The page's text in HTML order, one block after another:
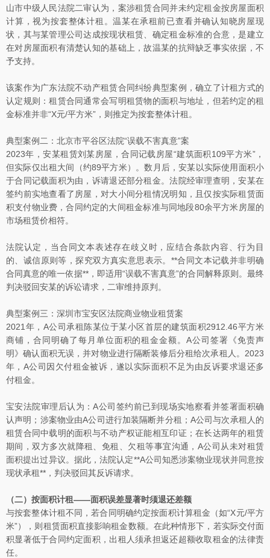
山市中级人民法院二审认为，案涉租赁合同并未约定租金按房屋面积
计算，视为按套整体计租。温某在承租前已查看并确认知晓房屋现
状，其与某管理公司达成按现状租赁、确定租金标准的合意，是建立
在对房屋面积有清楚认知的基础上，故温某的抗辩缺乏事实依据，不
予支持。
该案作为广东法院不动产租赁合同纠纷典型案例，确立了计租方式的
认定规则：租赁合同通常会写明租赁物的面积与地址，但若约定的租
金标准并非“X元/平方米”，则推定为按套整体计租。
典型案例二：北京市平谷区法院“误载不害真意”案
2023年，安某租赁刘某房屋，合同记载房屋“建筑面积109平方米”，
但实际仅出租大间（约89平方米）。数月后，安某以实际使用面积小
于合同记载面积为由，诉请退还部分租金。法院经审理查明，安某在
签约前实地查看了房屋，对大小间分租情况明知，且仅按实际租赁面
积支付物业费，合同约定的大间租金标准与同地段80余平方米房屋的
市场租赁价相符。
法院认定，当合同文本表述存在歧义时，应结合条款内容、行为目
的、诚信原则等，探究双方真实意思表示。**合同文本记载并非明确
合同真意的唯一依据**，即适用“误载不害真意”的合同解释原则。最终
判决驳回安某的诉讼请求，二审维持原判。
典型案例三：深圳市宝安区法院商业物业租赁案
2021年，A公司承租陈某位于某小区首层的建筑面积2912.46平方米
商铺，合同明确了每月单位面积的租金金额。A公司签署《免责声
明》确认面积无误，并对物业进行隔断装修后分租给次承租人。2023
年，A公司因欠付租金被诉，遂以实际面积不足为由反诉要求退还多
付租金。
宝安法院审理后认为：A公司签约前已到现场实地察看并签署面积确
认声明；涉案物业由A公司进行加装隔断并分租；A公司与次承租人的
租赁合同中载明的面积与不动产权证能相互印证；在长达两年的租赁
期间，双方多次就降租、免租、欠租等事宜沟通，A公司从未对租赁
面积提出过异议。据此，法院认定**A公司知悉涉案物业现状并同意按
现状承租**，判决驳回其反诉请求。
（二）按面积计租——面积误差显著时须退还差额
与按套整体计租不同，若合同明确约定按面积计算租金（如“X元/平方
米”），则租赁面积直接影响租金数额。在此种情形下，若实际交付面
积显著低于合同约定面积，出租人须承担返还超额收取租金的法律责
任。